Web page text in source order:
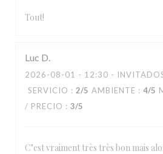
Tout!
Luc D
2026-08-01 - 12:30 -
SERVICIO : 2/5 AMBIENTE : 4/5
/ PRECIO : 3/5
C’est vraiment très très bon mais